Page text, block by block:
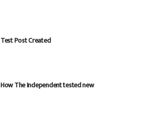
Test Post Created
How The Independent tested new